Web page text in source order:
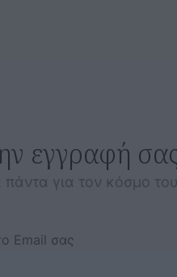
εγγραφή
πάντα για τον κόσμο του
Email σας